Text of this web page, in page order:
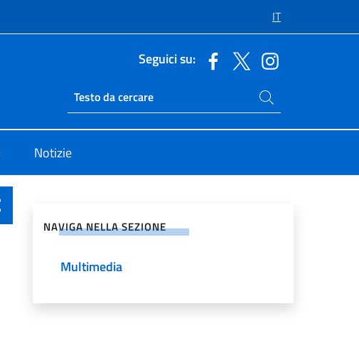
IT
Seguici su:
Ricerca sito live
Cerca nel sito
Notizie
NAVIGA NELLA SEZIONE
Multimedia